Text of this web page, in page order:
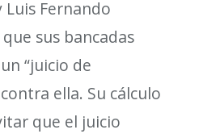
Luis Fernando
sus bancadas
“juicio de
ella. Su cálculo
que el juicio